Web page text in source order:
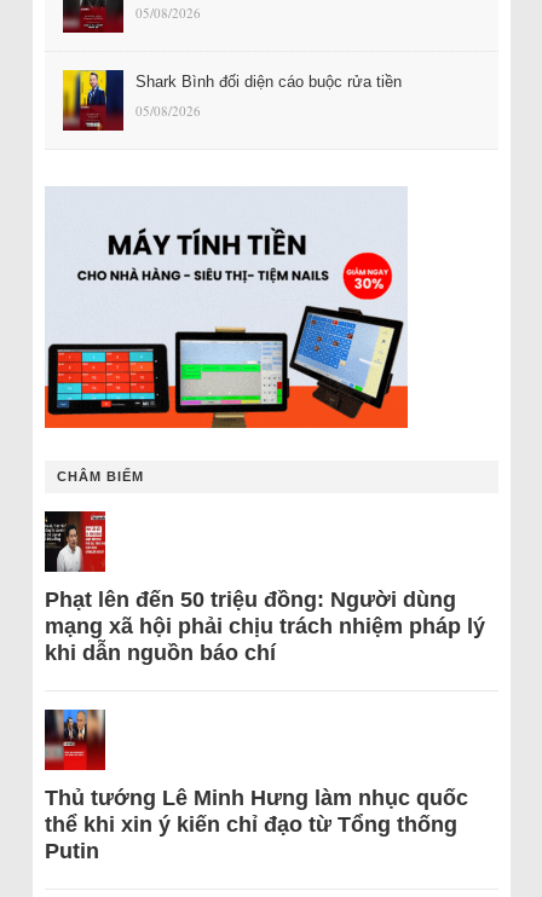
05/08/2026
Shark Bình đối diện cáo buộc rửa tiền
05/08/2026
CHÂM BIẾM
Phạt lên đến 50 triệu đồng: Người dùng
mạng xã hội phải chịu trách nhiệm pháp lý
khi dẫn nguồn báo chí
Thủ tướng Lê Minh Hưng làm nhục quốc
thể khi xin ý kiến chỉ đạo từ Tổng thống
Putin